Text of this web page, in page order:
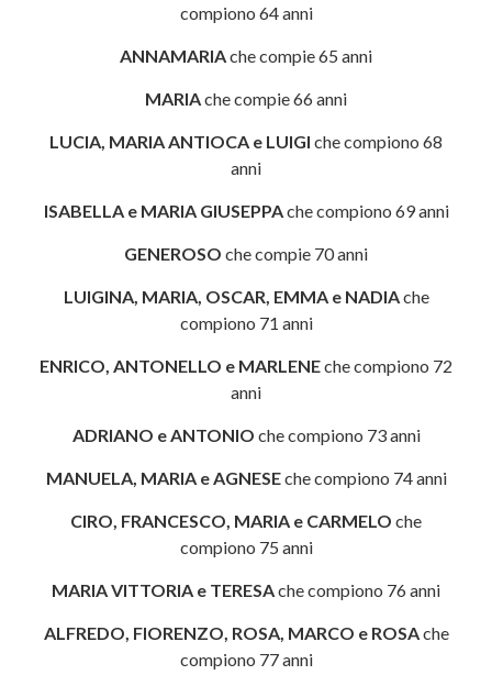
compiono 64 anni
ANNAMARIAche compie 65 anni
MARIAche compie 66 anni
LUCIA, MARIA ANTIOCA e LUIGI che compiono 68
anni
ISABELLA e MARIA GIUSEPPAche compiono 69 anni
GENEROSO che compie 70 anni
LUIGINA, MARIA, OSCAR, EMMA e NADIAche
compiono 71 anni
ENRICO, ANTONELLO e MARLENEche compiono 72
anni
ADRIANO e ANTONIO che compiono 73 anni
MANUELA, MARIA e AGNESEche compiono 74 anni
CIRO, FRANCESCO, MARIA e CARMELO che
compiono 75 anni
MARIA VITTORIA e TERESAche compiono 76 anni
ALFREDO, FIORENZO, ROSA, MARCO e ROSAche
compiono 77 anni